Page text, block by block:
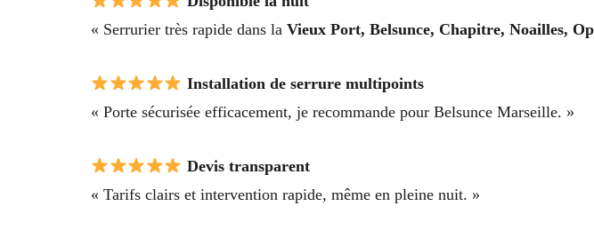
« Serrurier très rapide dans la Vieux Port, Belsunce, Chapitre, Noailles,
Installation de serrure multipoints
« Porte sécurisée efficacement, je recommande pour Belsunce Marseille. »
Devis transparent
« Tarifs clairs et intervention rapide, même en pleine nuit. »